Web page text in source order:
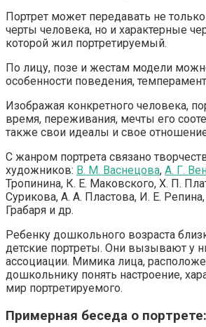
Портрет может передавать не
черты человека, но и характерные
которой жил портретируемый.
По лицу, позе и жестам модели
особенности поведения,
Изображая конкретного человека,
время, переживания, мечты его
также свои идеалы и свое
С жанром портрета связано
художников: В. М. Васнецова, А. Г.
Тропинина, К. Е. Маковского, Х. П.
Сурикова, А. А. Пластова, И. Е.
Грабаря и др.
Ребенку дошкольного возраста
детские портреты. Они вызывают у
ассоциации. Мимика лица,
дошкольнику понять настроение,
мир портретируемого.
Примерная беседа о портрете: